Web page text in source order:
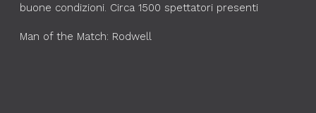
buone condizioni. Circa 1500 spettatori presenti
Man of the Match: Rodwell